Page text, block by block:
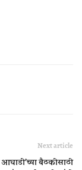
Next article
आघाडी’च्या बैठकीसाठी